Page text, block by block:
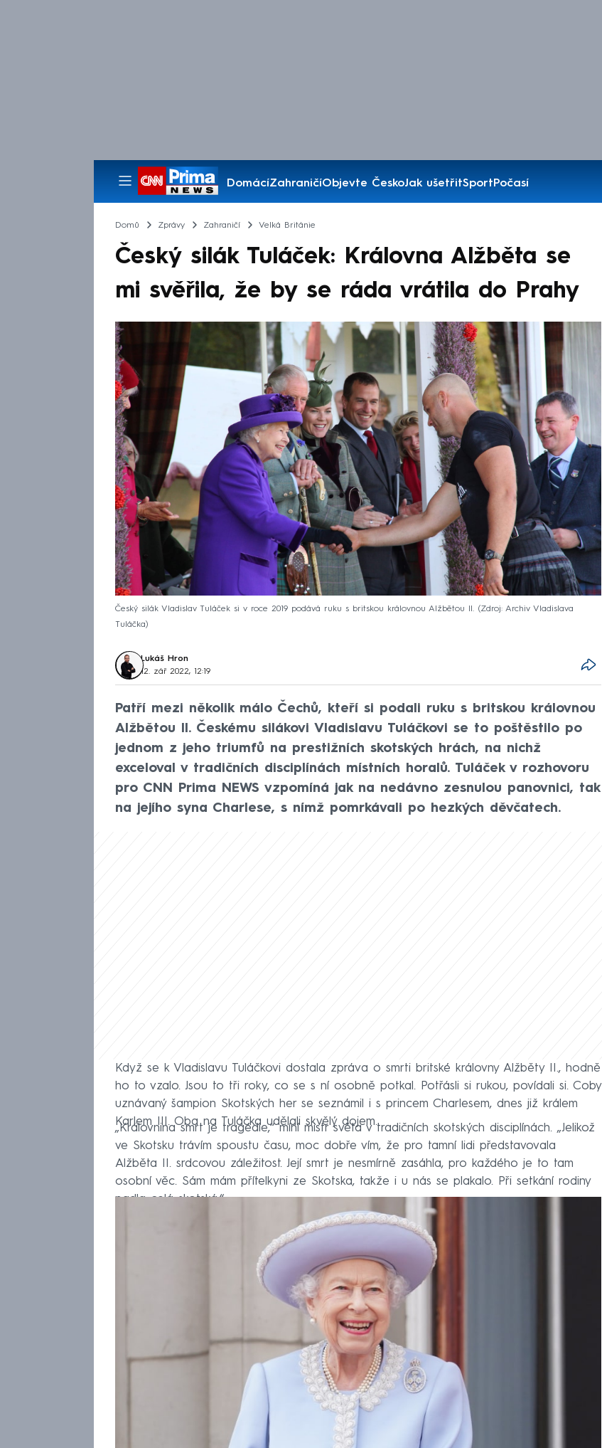
DomácíZahraničíObjevte ČeskoJak ušetřitSportPočasí
Pořady
Domů Zprávy Zahraničí Velká Británie
Český silák Tuláček: Královna Alžběta se
mi svěřila, že by se ráda vrátila do Prahy
Český silák Vladislav Tuláček si v roce 2019 podává ruku s britskou královnou Alžbětou II.
Zdroj: Archiv Vladislava
Tuláčka
Lukáš Hron
12. zář 2022, 12:19
Patří mezi několik málo Čechů, kteří si podali ruku s britskou královnou
Alžbětou II. Českému silákovi Vladislavu Tuláčkovi se to poštěstilo po
jednom z jeho triumfů na prestižních skotských hrách, na nichž
exceloval v tradičních disciplínách místních horalů. Tuláček v rozhovoru
pro CNN Prima NEWS vzpomíná jak na nedávno zesnulou panovnici, tak
na jejího syna Charlese, s nímž pomrkávali po hezkých děvčatech.
Když se k Vladislavu Tuláčkovi dostala zpráva o smrti britské královny Alžběty II., hodně
ho to vzalo. Jsou to tři roky, co se s ní osobně potkal. Potřásli si rukou, povídali si. Coby
uznávaný šampion Skotských her se seznámil i s princem Charlesem, dnes již králem
Karlem III. Oba na Tuláčka udělali skvělý dojem.
„Královnina smrt je tragédie,“ míní mistr světa v tradičních skotských disciplínách. „Jelikož
ve Skotsku trávím spoustu času, moc dobře vím, že pro tamní lidi představovala
Alžběta II. srdcovou záležitost. Její smrt je nesmírně zasáhla, pro každého je to tam
osobní věc. Sám mám přítelkyni ze Skotska, takže i u nás se plakalo. Při setkání rodiny
padla celá skotská.“